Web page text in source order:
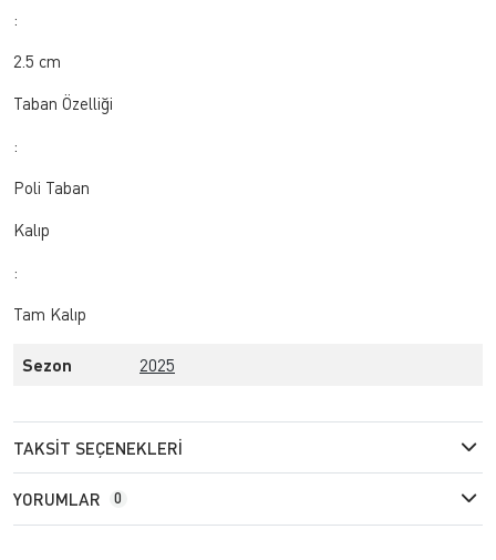
:
2.5 cm
Taban Özelliği
:
Poli Taban
Kalıp
:
Tam Kalıp
Sezon 2025
TAKSIT SEÇENEKLERI
YORUMLAR 0